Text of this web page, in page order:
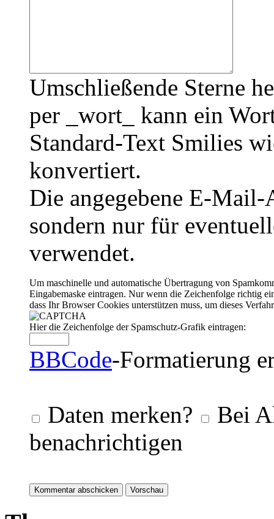
Umschließende Sterne
per _wort_ kann ein
Standard-Text Smilies
konvertiert.
Die angegebene E-
sondern nur für
verwendet.
Um maschinelle und automatische Übertragung von
Eingabemaske eintragen. Nur wenn die Zeichenfolge richtig
dass Ihr Browser Cookies unterstützen muss, um dieses
Hier die Zeichenfolge der Spamschutz-Grafik eintragen:
BBCode-Formatierung
Daten merken?
Bei
benachrichtigen